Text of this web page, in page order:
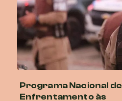
Programa Nacional de
Enfrentamento às